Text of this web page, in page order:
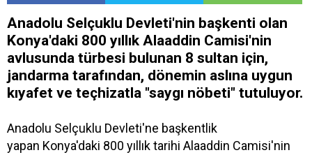
Anadolu Selçuklu Devleti'nin başkenti olan
Konya'daki 800 yıllık Alaaddin Camisi'nin
avlusunda türbesi bulunan 8 sultan için,
jandarma tarafından, dönemin aslına uygun
kıyafet ve teçhizatla "saygı nöbeti" tutuluyor.
Anadolu Selçuklu Devleti'ne başkentlik
yapan Konya'daki 800 yıllık tarihi Alaaddin Camisi'nin